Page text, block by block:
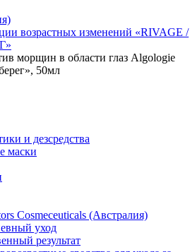
возрастных изменений «RIVAGE /
морщин в области глаз Algologie
50мл
и дезсредства
маски
Cosmeceuticals (Австралия)
уход
результат